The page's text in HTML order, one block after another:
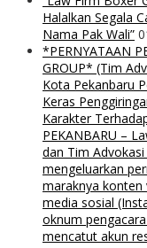
Halalkan Segala
Nama Pak Wali”
*PERNYATAAN
GROUP* (Tim
Kota Pekanbaru
Keras
Karakter
PEKANBARU –
dan Tim
mengeluarkan
maraknya konten
media sosial
oknum
mencatut akun